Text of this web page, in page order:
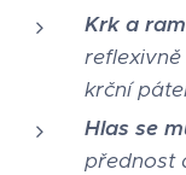
Krk a
krční
Hlas se
přednost